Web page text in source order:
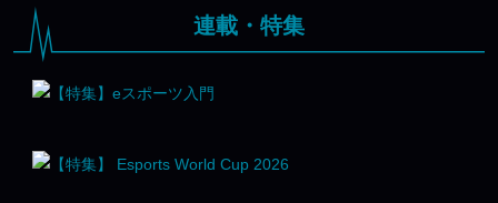
連載・特集